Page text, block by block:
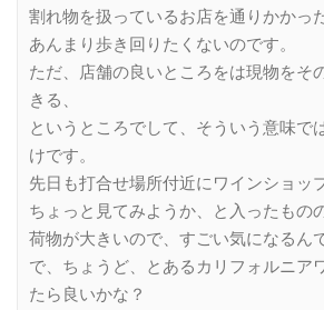
割れ物を扱っているお店を通りかかっ
あんまり歩き回りたくないのです。
ただ、店舗の良いところをは現物をそ
きる、
というところでして、そういう意味で
けです。
先日も打合せ場所付近にワインショッ
ちょっと見てみようか、と入ったものの
荷物が大きいので、すごい気になるん
で、ちょうど、とあるカリフォルニア
たら良いかな？